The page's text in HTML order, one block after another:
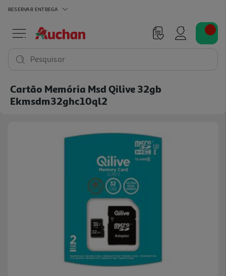
RESERVAR ENTREGA
Pesquisar
Cartão Memória Msd Qilive 32gb
Ekmsdm32ghc10ql2